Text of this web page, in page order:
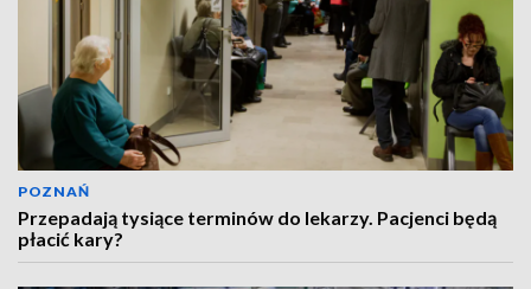
POZNAŃ
Przepadają tysiące terminów do lekarzy. Pacjenci będą
płacić kary?